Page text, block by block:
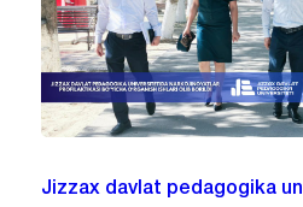
Jizzax davlat pedagogika